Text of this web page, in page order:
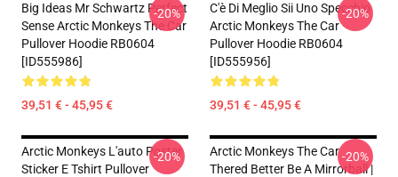
Big Ideas Mr Schwartz Perfect
Sense Arctic Monkeys The Car
Pullover Hoodie RB0604
[ID555986]
39,51 € - 45,95 €
-20%
C'è Di Meglio Sii Uno Specchio
Arctic Monkeys The Car
Pullover Hoodie RB0604
[ID555956]
39,51 € - 45,95 €
-20%
Arctic Monkeys L'auto Poster
Sticker E Tshirt Pullover
-20%
Arctic Monkeys The Car
Thered Better Be A Mirrorball |
-20%